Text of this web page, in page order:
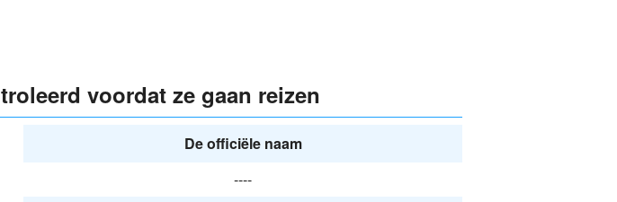
voordat ze gaan reizen
De officiële naam
----